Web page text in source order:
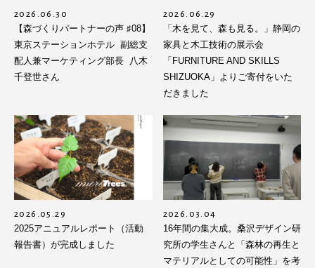
2026.06.30
【森づくりパートナーの声 ♯08】
東京ステーションホテル 副総支
配人兼マーケティング部長 八木
千登世さん
2026.06.29
「木を見て、森も見る。」静岡の
家具と木工技術の展示会
「FURNITURE AND SKILLS
SHIZUOKA」よりご寄付をいた
だきました
2026.05.29
2025アニュアルレポート（活動
報告書）が完成しました
2026.03.04
16年間の集大成。桑沢デザイン研
究所の学生さんと「森林の再生と
マテリアルとしての可能性」を考